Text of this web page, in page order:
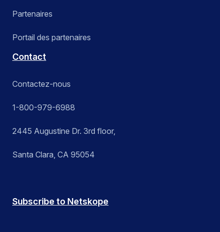
Partenaires
Portail des partenaires
Contact
Contactez-nous
1-800-979-6988
2445 Augustine Dr. 3rd floor,
Santa Clara, CA 95054
Subscribe to Netskope